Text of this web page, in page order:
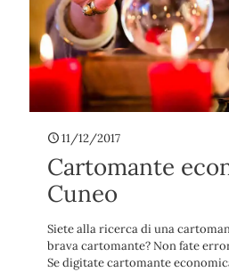
11/12/2017
Cartomante
Cuneo
Siete alla ricerca di una
brava cartomante? Non fate
Se digitate cartomante